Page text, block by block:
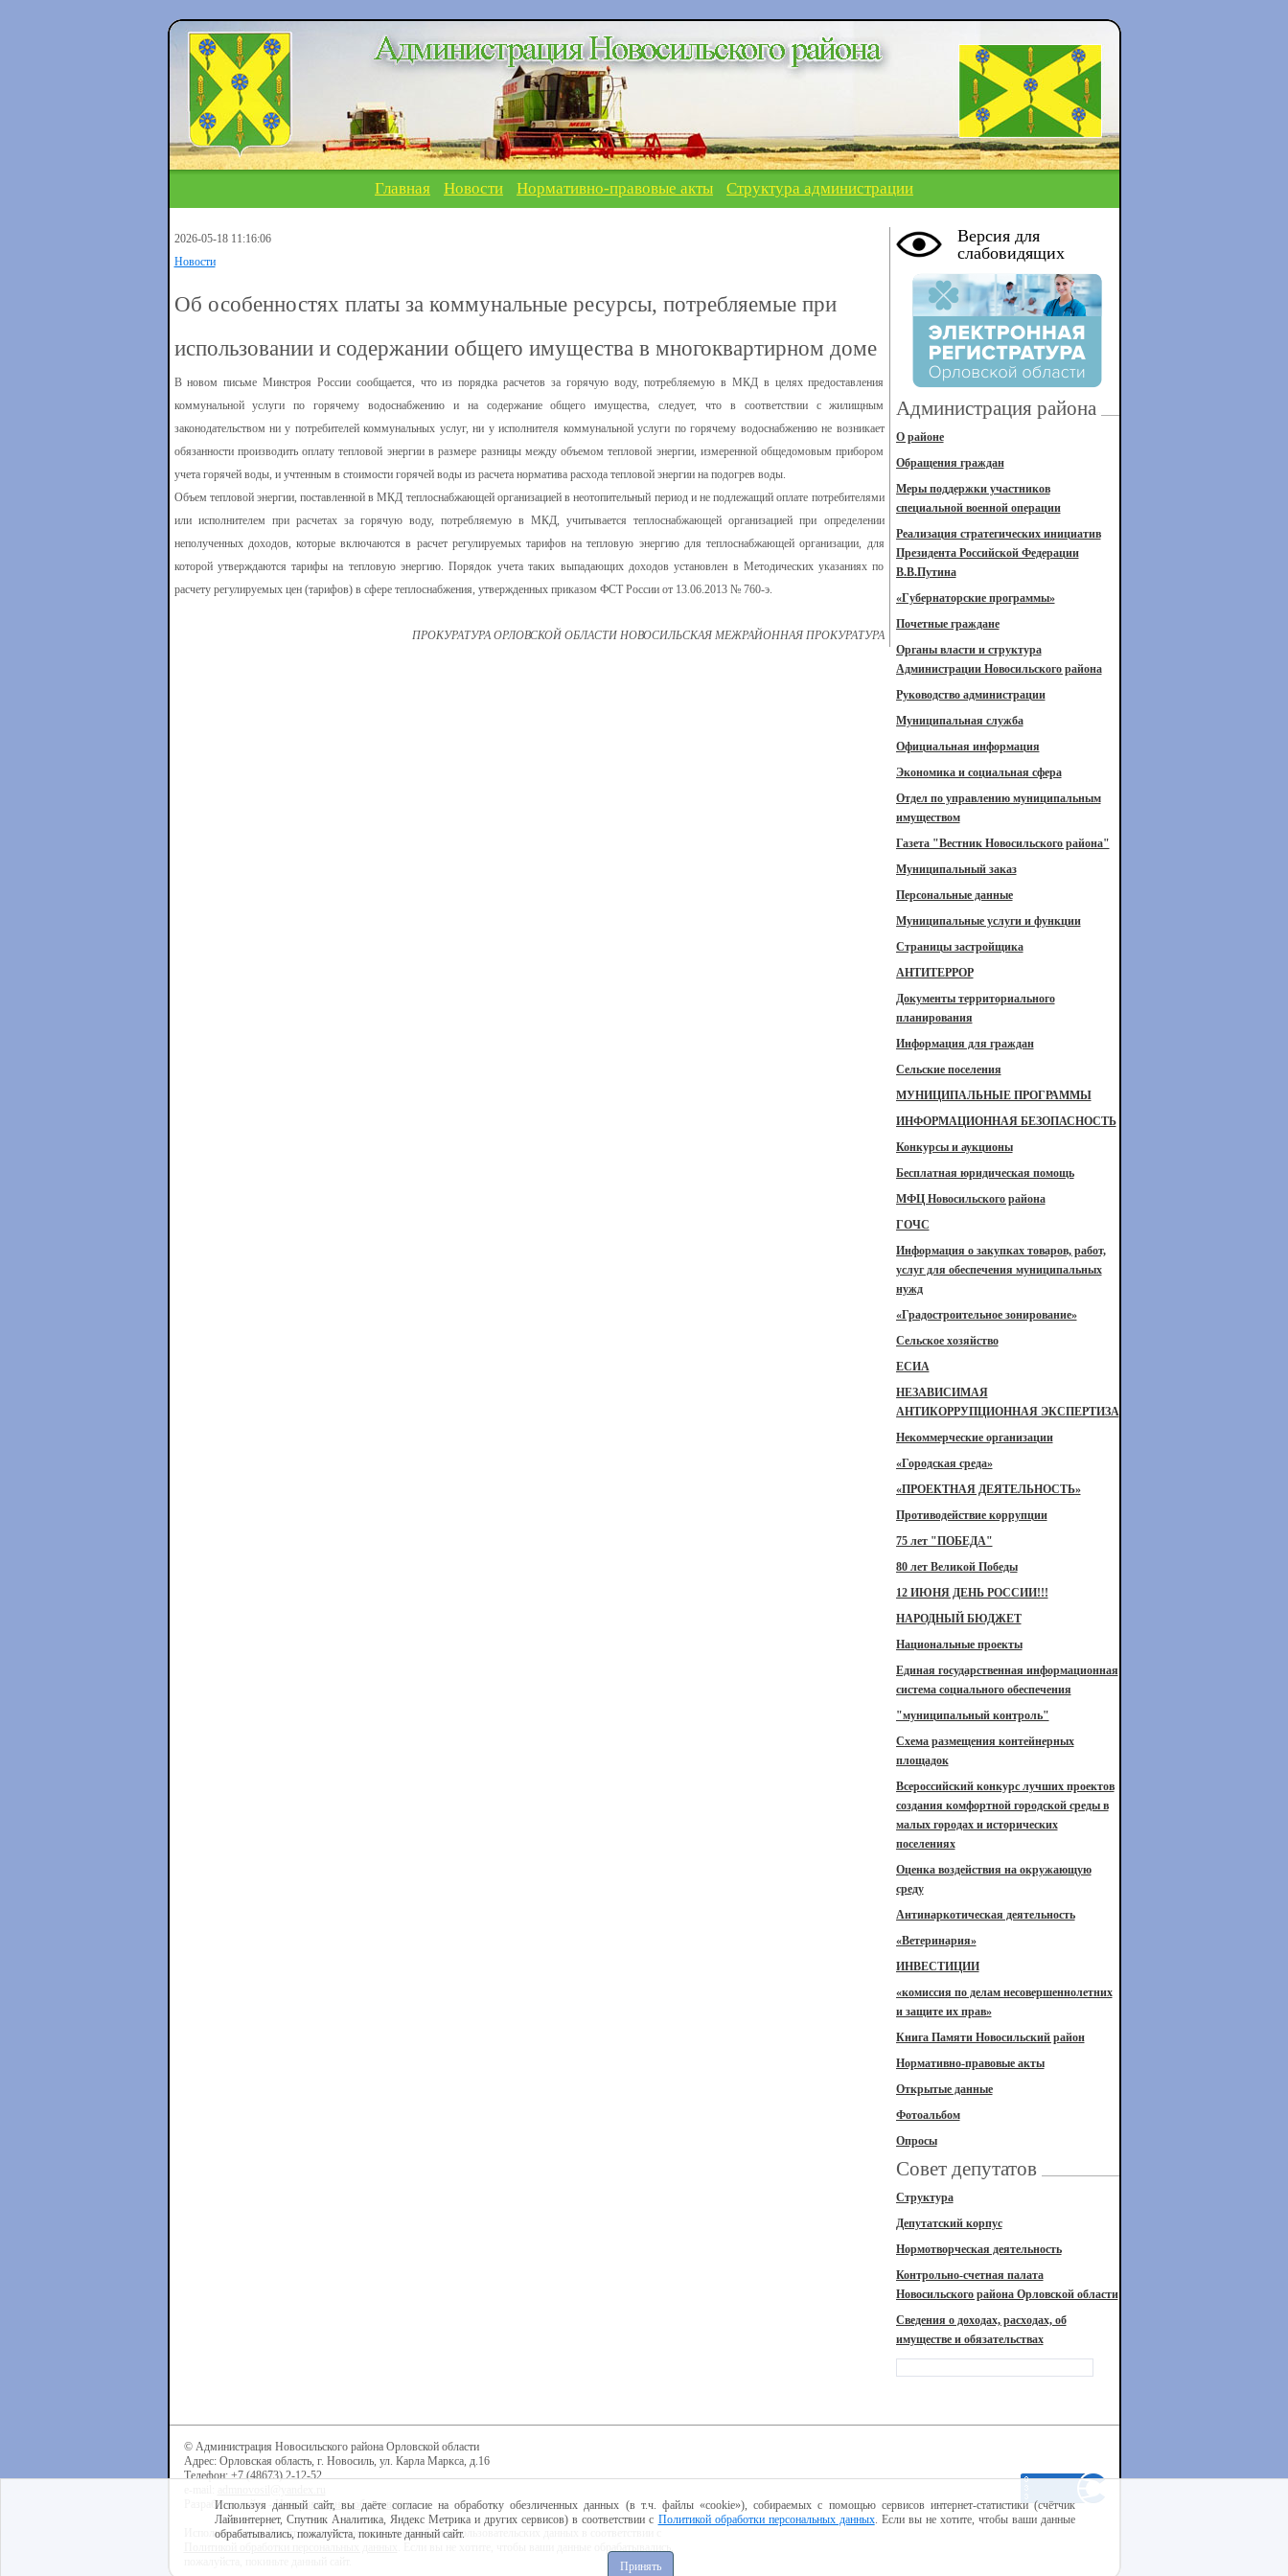
Главная Новости Нормативно-правовые акты Структура администрации
2026-05-18 11:16:06
Новости
Об особенностях платы за коммунальные ресурсы, потребляемые при
использовании и содержании общего имущества в многоквартирном доме
В новом письме Минстроя России сообщается, что из порядка расчетов за горячую воду, потребляемую в МКД в целях предоставления
коммунальной услуги по горячему водоснабжению и на содержание общего имущества, следует, что в соответствии с жилищным
законодательством ни у потребителей коммунальных услуг, ни у исполнителя коммунальной услуги по горячему водоснабжению не возникает
обязанности производить оплату тепловой энергии в размере разницы между объемом тепловой энергии, измеренной общедомовым прибором
учета горячей воды, и учтенным в стоимости горячей воды из расчета норматива расхода тепловой энергии на подогрев воды.
Объем тепловой энергии, поставленной в МКД теплоснабжающей организацией в неотопительный период и не подлежащий оплате потребителями
или исполнителем при расчетах за горячую воду, потребляемую в МКД, учитывается теплоснабжающей организацией при определении
неполученных доходов, которые включаются в расчет регулируемых тарифов на тепловую энергию для теплоснабжающей организации, для
которой утверждаются тарифы на тепловую энергию. Порядок учета таких выпадающих доходов установлен в Методических указаниях по
расчету регулируемых цен (тарифов) в сфере теплоснабжения, утвержденных приказом ФСТ России от 13.06.2013 № 760-э.
ПРОКУРАТУРА ОРЛОВСКОЙ ОБЛАСТИ НОВОСИЛЬСКАЯ МЕЖРАЙОННАЯ ПРОКУРАТУРА
Версия для
слабовидящих
Администрация района
О районе
Обращения граждан
Меры поддержки участников
специальной военной операции
Реализация стратегических инициатив
Президента Российской Федерации
В.В.Путина
«Губернаторские программы»
Почетные граждане
Органы власти и структура
Администрации Новосильского района
Руководство администрации
Муниципальная служба
Официальная информация
Экономика и социальная сфера
Отдел по управлению муниципальным
имуществом
Газета "Вестник Новосильского района"
Муниципальный заказ
Персональные данные
Муниципальные услуги и функции
Страницы застройщика
АНТИТЕРРОР
Документы территориального
планирования
Информация для граждан
Сельские поселения
МУНИЦИПАЛЬНЫЕ ПРОГРАММЫ
ИНФОРМАЦИОННАЯ БЕЗОПАСНОСТЬ
Конкурсы и аукционы
Бесплатная юридическая помощь
МФЦ Новосильского района
ГОЧС
Информация о закупках товаров, работ,
услуг для обеспечения муниципальных
нужд
«Градостроительное зонирование»
Сельское хозяйство
ЕСИА
НЕЗАВИСИМАЯ
АНТИКОРРУПЦИОННАЯ ЭКСПЕРТИЗА
Некоммерческие организации
«Городская среда»
«ПРОЕКТНАЯ ДЕЯТЕЛЬНОСТЬ»
Противодействие коррупции
75 лет "ПОБЕДА"
80 лет Великой Победы
12 ИЮНЯ ДЕНЬ РОССИИ!!!
НАРОДНЫЙ БЮДЖЕТ
Национальные проекты
Единая государственная информационная
система социального обеспечения
"муниципальный контроль"
Схема размещения контейнерных
площадок
Всероссийский конкурс лучших проектов
создания комфортной городской среды в
малых городах и исторических
поселениях
Оценка воздействия на окружающую
среду
Антинаркотическая деятельность
«Ветеринария»
ИНВЕСТИЦИИ
«комиссия по делам несовершеннолетних
и защите их прав»
Книга Памяти Новосильский район
Нормативно-правовые акты
Открытые данные
Фотоальбом
Опросы
Совет депутатов
Структура
Депутатский корпус
Нормотворческая деятельность
Контрольно-счетная палата
Новосильского района Орловской области
Сведения о доходах, расходах, об
имуществе и обязательствах
© Администрация Новосильского района Орловской области
Адрес: Орловская область, г. Новосиль, ул. Карла Маркса, д.16
Телефон: +7 (48673) 2-12-52
Разработка сайта -Центр интернет-образования
Используя данный сайт, вы даёте согласие на обработку пользовательских данных в соответствии с
Используя данный сайт, вы даёте согласие на обработку обезличенных данных (в т.ч. файлы «cookie»), собираемых с помощью сервисов интернет-статистики (счётчик
Лайвинтернет, Спутник Аналитика, Яндекс Метрика и других сервисов) в соответствии с Политикой обработки персональных данных. Если вы не хотите, чтобы ваши данные
обрабатывались, пожалуйста, покиньте данный сайт.
Принять